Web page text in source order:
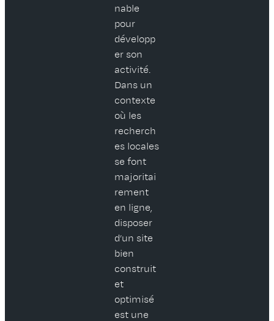
nable
pour
développ
er son
activité.
Dans un
contexte
où les
recherch
es locales
se font
majoritai
rement
en ligne,
disposer
d’un site
bien
construit
et
optimisé
est une